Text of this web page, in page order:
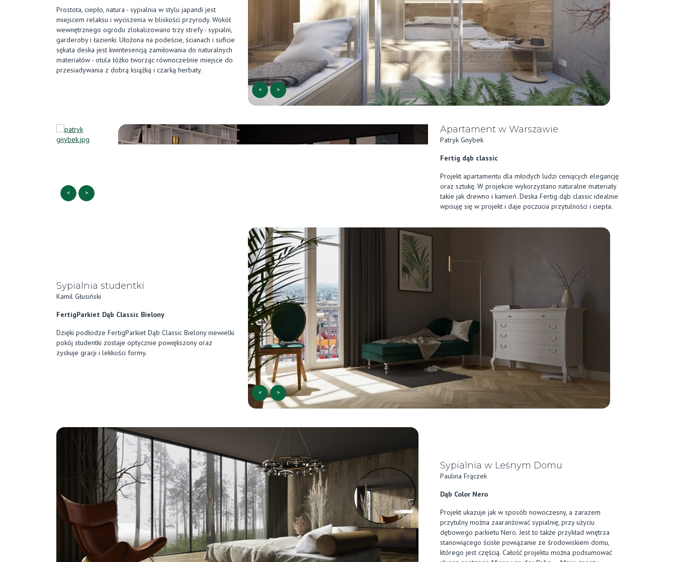
Prostota, ciepło, natura - sypialnia w stylu japandi jest
miejscem relaksu i wyciszenia w bliskości przyrody. Wokół
wewnętrznego ogrodu zlokalizowano trzy strefy - sypialni,
garderoby i łazienki. Ułożona na podeście, ścianach i suficie
sękata deska jest kwintesencją zamiłowania do naturalnych
materiałów - otula łóżko tworząc równocześnie miejsce do
przesiadywania z dobrą książką i czarką herbaty.
< >
< >
Apartament w Warszawie
Patryk Gnybek
Fertig dąb classic
Projekt apartamentu dla młodych ludzi ceniących elegancję
oraz sztukę. W projekcie wykorzystano naturalne materiały
takie jak drewno i kamień. Deska Fertig dąb classic idealnie
wpisuję się w projekt i daje poczucia przytulności i ciepła.
Sypialnia studentki
Kamil Głusiński
FertigParkiet Dąb Classic Bielony
Dzięki podłodze FertigParkiet Dąb Classic Bielony niewielki
pokój studentki zostaje optycznie powiększony oraz
zyskuje gracji i lekkości formy.
< >
Sypialnia w Leśnym Domu
Paulina Frączek
Dąb Color Nero
Projekt ukazuje jak w sposób nowoczesny, a zarazem
przytulny można zaaranżować sypialnię, przy użyciu
dębowego parkietu Nero. Jest to także przykład wnętrza
stanowiącego ścisłe powiązanie ze środowiskiem domu,
którego jest częścią. Całość projektu można podsumować